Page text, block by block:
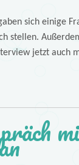
sich einige
stellen.
jetzt auch